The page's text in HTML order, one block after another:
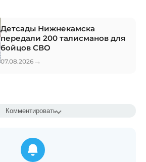
Детсады Нижнекамска
передали 200 талисманов для
бойцов СВО
07.08.2026 →
Комментировать